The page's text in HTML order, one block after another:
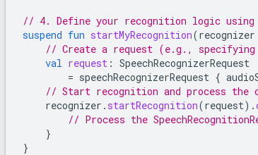
// 4. Define your recognition logic using
suspend fun startMyRecognition(recognizer
// Create a request (e.g., specifying
val request : SpeechRecognizerRequest
= speechRecognizerRequest {
// Start recognition and process the
recognizer . startRecognition(request).
// Process the
}
}